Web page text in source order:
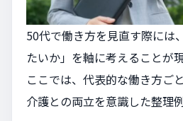
50代で働き方を見直す際には
たいか」を軸に考えることが
ここでは、代表的な働き方ご
介護との両立を意識した整理